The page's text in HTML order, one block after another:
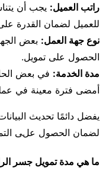
راتب العميل: يجب أن
للعميل لضمان القدرة
نوع جهة العمل: بعض
الحصول على تمويل.
مدة الخدمة: في بعض
أمضى فترة معينة في
يفضل دائمًا تحديث
لضمان الحصول على
ما هي مدة تمويل جسر